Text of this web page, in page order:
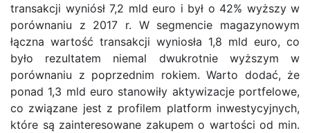
transakcji wyniósł 7,2 mld euro i był o 42% wyższy w
porównaniu z 2017 r. W segmencie magazynowym
łączna wartość transakcji wyniosła 1,8 mld euro, co
było rezultatem niemal dwukrotnie wyższym w
porównaniu z poprzednim rokiem. Warto dodać, że
ponad 1,3 mld euro stanowiły aktywizacje portfelowe,
co związane jest z profilem platform inwestycyjnych,
które są zainteresowane zakupem o wartości od min.